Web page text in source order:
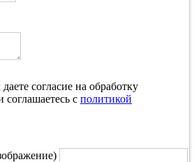
согласие на обработку
с политикой